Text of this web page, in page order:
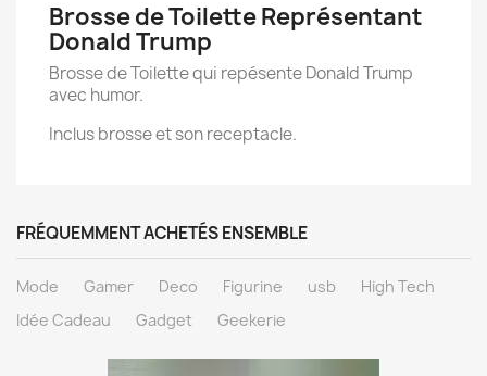
Brosse de Toilette Représentant
Donald Trump
Brosse de Toilette qui repésente Donald Trump
avec humor.
Inclus brosse et son receptacle.
FRÉQUEMMENT ACHETÉS ENSEMBLE
Mode Gamer Deco Figurine usb
High Tech
Idée Cadeau
Gadget Geekerie